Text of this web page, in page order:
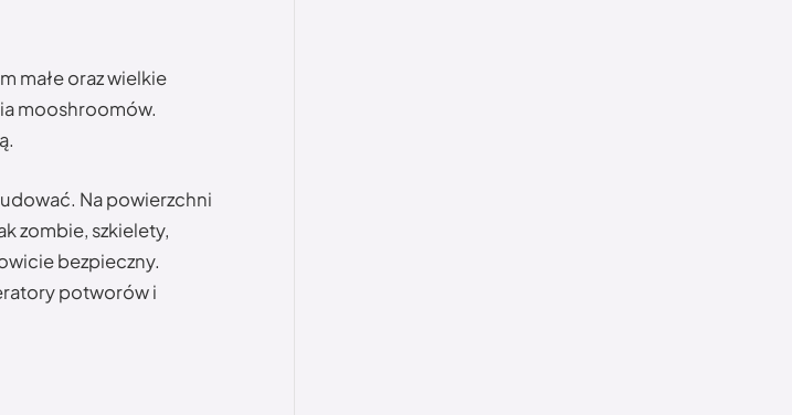
małe oraz wielkie
mooshroomów.
Na powierzchni
zombie, szkielety,
bezpieczny.
potworów i